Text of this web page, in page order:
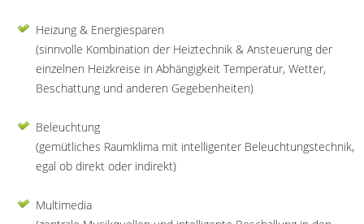
Heizung & Energiesparen
(sinnvolle Kombination der Heiztechnik & Ansteuerung der
einzelnen Heizkreise in Abhängigkeit Temperatur, Wetter,
Beschattung und anderen Gegebenheiten)
Beleuchtung
(gemütliches Raumklima mit intelligenter Beleuchtungstechnik,
egal ob direkt oder indirekt)
Multimedia